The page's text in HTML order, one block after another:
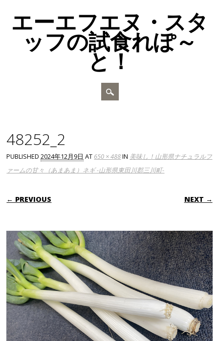
エーエフエヌ・スタ
ッフの試食れぽ～
と！
48252_2
PUBLISHED2024年12月9日 AT 650 × 488IN 美味し！山形県ナチュラルフ
ァームの甘々（あまあま）ネギ -山形県東田川郡三川町-
← PREVIOUS NEXT →